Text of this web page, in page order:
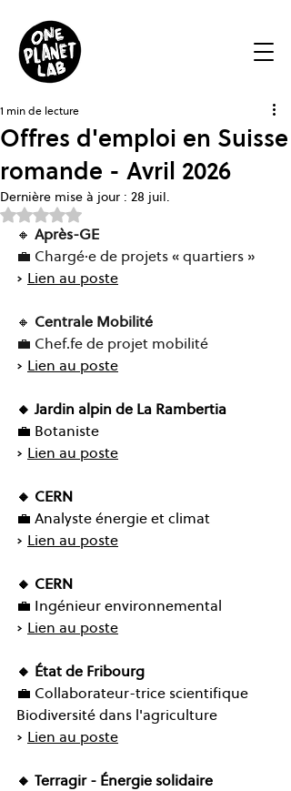
Offres d'emploi en Suisse
romande - Avril 2026
1 min de lecture
Dernière mise à jour : 28 juil.
Noté NaN étoiles sur 5.
🔸 Après-GE
💼 Chargé·e de projets « quartiers »
➡️ Lien au poste
🔸 Centrale Mobilité
💼 Chef.fe de projet mobilité
➡️ Lien au poste
🔸 Jardin alpin de La Rambertia
💼 Botaniste
➡️ Lien au poste
🔸 CERN
💼 Analyste énergie et climat
➡️ Lien au poste
🔸 CERN
💼 Ingénieur environnemental
➡️ Lien au poste
🔸 État de Fribourg
💼 Collaborateur-trice scientifique
Biodiversité dans l'agriculture
➡️ Lien au poste
🔸 Terragir - Énergie solidaire